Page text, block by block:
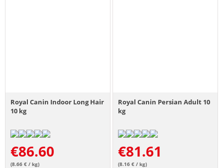
Royal Canin Indoor Long Hair
10 kg
€86.60
(8.66 € / kg)
Royal Canin Persian Adult 10
kg
€81.61
(8.16 € / kg)